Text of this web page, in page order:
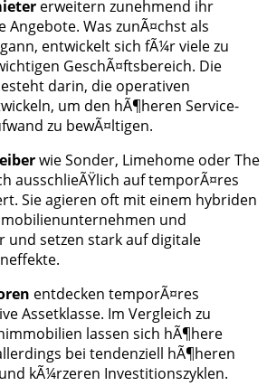
erweitern zunehmend ihr
Was zunÃ¤chst als
entwickelt sich fÃ¼r viele zu
GeschÃ¤ftsbereich. Die
darin, die operativen
um den hÃ¶heren Service-
zu bewÃ¤ltigen.
wie Sonder, Limehome oder The
ausschlieÃŸlich auf temporÃ¤res
Sie agieren oft mit einem hybriden
und
und setzen stark auf digitale
entdecken temporÃ¤res
Assetklasse. Im Vergleich zu
lassen sich hÃ¶here
bei tendenziell hÃ¶heren
kÃ¼rzeren Investitionszyklen.